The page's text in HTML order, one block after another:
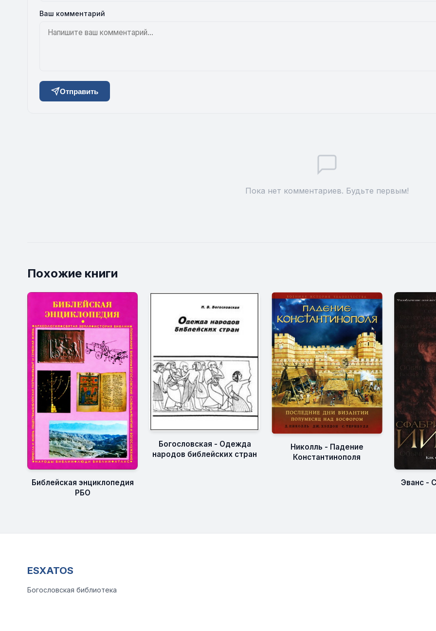
Ваш комментарий
Отправить
Пока нет комментариев. Будьте первым!
Похожие книги
Библейская энциклопедия
РБО
Богословская - Одежда
народов библейских стран
Николль - Падение
Константинополя
Эванс -
ESXATOS
Богословская библиотека